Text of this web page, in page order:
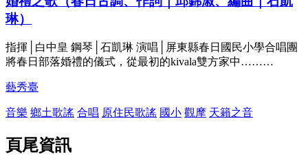
琳）
指揮│白中皇 鋼琴│石凱琳 演唱│屏東縣春日國民小學合唱團
將春日部落婚禮的儀式，從最初的kivala雙方家中………
藝秀臺
音樂 鄉土歌謠 合唱 原住民歌謠 國小 觀摩 天籟之音
頁尾資訊